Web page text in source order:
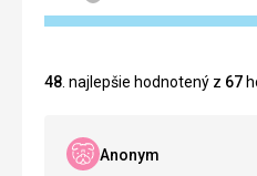
48 . najlepšie hodnotený z 67
Anonym